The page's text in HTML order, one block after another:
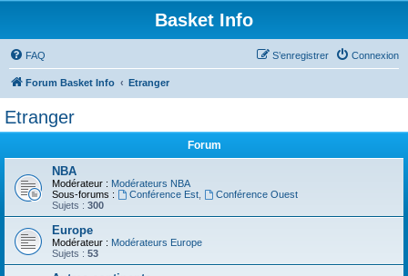
Basket Info
FAQ Connexion
S’enregistrer
Forum Basket Info Etranger
Etranger
Forum
NBA
Modérateur : Modérateurs NBA
Sous-forums :
Conférence Est,
Conférence Ouest
Sujets : 300
Europe
Modérateur : Modérateurs Europe
Sujets : 53